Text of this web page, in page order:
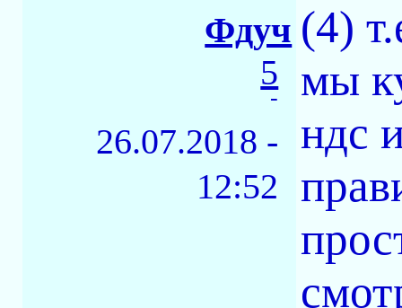
Фдуч
5
-
26.07.2018 -
12:52
(4)
мы
ндс